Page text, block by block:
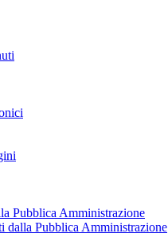
Pubblica Amministrazione
dalla Pubblica Amministrazione